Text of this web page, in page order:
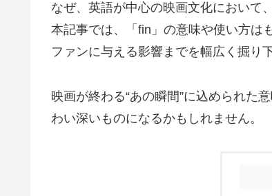
なぜ、英語が中心の映画文化におい
本記事では、「fin」の意味や使い方は
ファンに与える影響までを幅広く掘り
映画が終わる“あの瞬間”に込められた
わい深いものになるかもしれません。